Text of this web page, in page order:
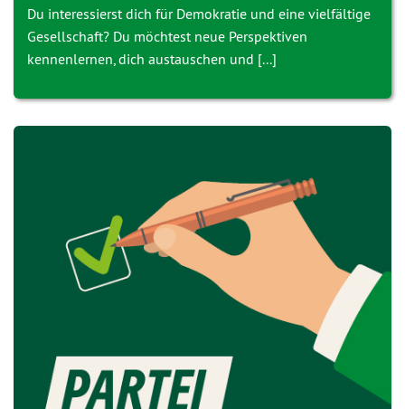
Du interessierst dich für Demokratie und eine vielfältige
Gesellschaft? Du möchtest neue Perspektiven
kennenlernen, dich austauschen und [...]